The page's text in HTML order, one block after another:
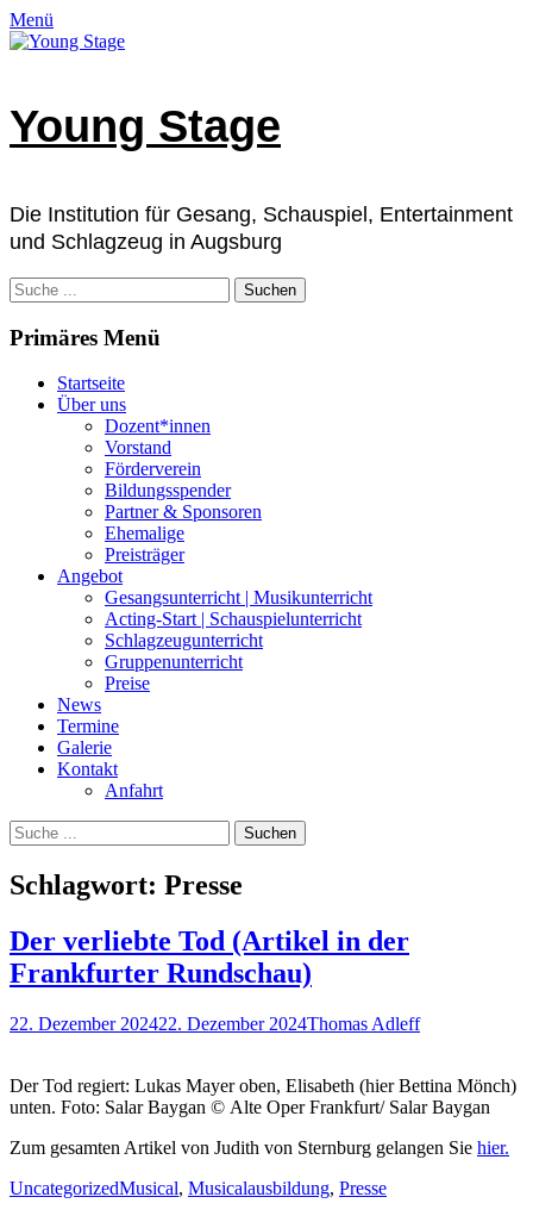
Zum
Inhalt
Facebook
E-
Mail
Instagram
Telefon
Verknüpfung
Menü
Young Stage
Die Institution für Gesang, Schauspiel, Entertainment
und Schlagzeug in Augsburg
Suchen
nach:
Primäres Menü
Startseite
Über uns
Dozent*innen
Vorstand
Förderverein
Bildungsspender
Partner & Sponsoren
Ehemalige
Preisträger
Angebot
Gesangsunterricht | Musikunterricht
Acting-Start | Schauspielunterricht
Schlagzeugunterricht
Gruppenunterricht
Preise
News
Termine
Galerie
Kontakt
Anfahrt
Suchen
Suchen
nach:
Schlagwort: Presse
Der verliebte Tod (Artikel in der
Frankfurter Rundschau)
Posted
22. Dezember 202422. Dezember 2024Autor
Thomas Adleff
Der Tod regiert: Lukas Mayer oben, Elisabeth (hier Bettina Mönch)
unten. Foto: Salar Baygan © Alte Oper Frankfurt/ Salar Baygan
Zum gesamten Artikel von Judith von Sternburg gelangen Sie hier.
Kategorien
UncategorizedSchlagworte
Musical, Musicalausbildung, Presse